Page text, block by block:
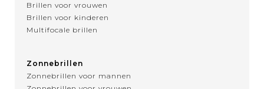
Brillen voor vrouwen
Brillen voor kinderen
Multifocale brillen
Zonnebrillen
Zonnebrillen voor mannen